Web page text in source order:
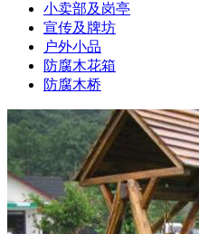
小卖部及岗亭
宣传及牌坊
户外小品
防腐木花箱
防腐木桥